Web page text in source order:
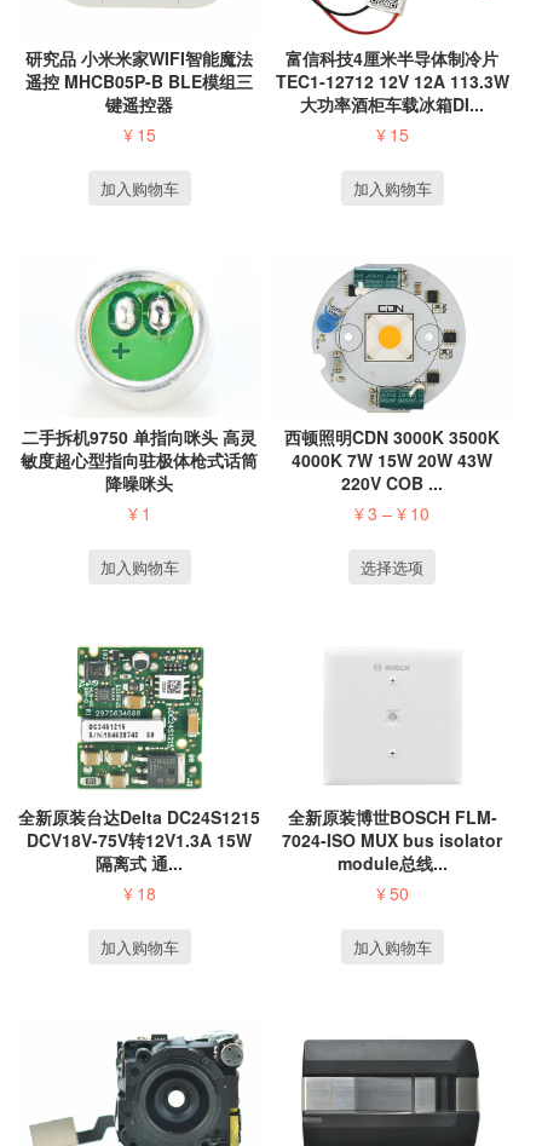
研究品 小米米家WIFI智能魔法
遥控 MHCB05P-B BLE模组三
键遥控器
¥ 15
加入购物车
富信科技4厘米半导体制冷片
TEC1-12712 12V 12A 113.3W
大功率酒柜车载冰箱DI...
¥ 15
加入购物车
二手拆机9750 单指向咪头 高灵
敏度超心型指向驻极体枪式话筒
降噪咪头
¥ 1
加入购物车
西顿照明CDN 3000K 3500K
4000K 7W 15W 20W 43W
220V COB ...
¥3 –¥ 10
选择选项
全新原装台达Delta DC24S1215
DCV18V-75V转12V1.3A 15W
隔离式 通...
¥ 18
加入购物车
全新原装博世BOSCH FLM-
7024-ISO MUX bus isolator
module总线...
¥50
加入购物车